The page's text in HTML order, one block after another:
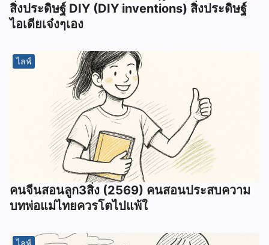
สิ่งประดิษฐ์ DIY (DIY inventions) สิ่งประดิษฐ์
ไอเดียเจ๋งๆเอง
ไลฟ์
คนจีนสอนลูก3สิ่ง (2569) คนสอนประสบความ
บทพ่อแม่ไทยควรโตไปแพ้ใ